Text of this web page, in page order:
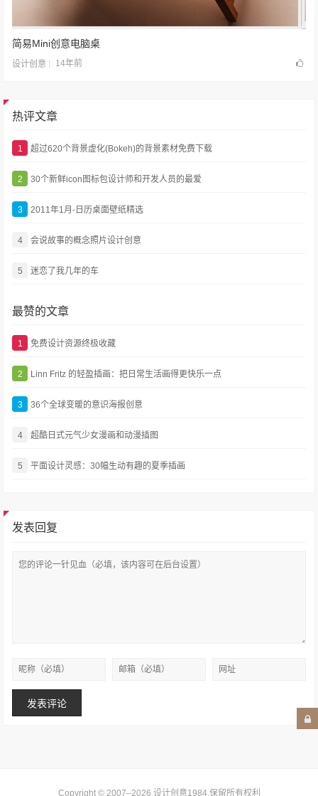
简易Mini创意电脑桌
设计创意 14年前
热评文章
1 超过620个背景虚化(Bokeh)的背景素材免费下载
2 30个新鲜icon图标包设计师和开发人员的最爱
3 2011年1月-日历桌面壁纸精选
4 会说故事的概念照片设计创意
5 迷恋了我几年的车
最赞的文章
1 免费设计资源终极收藏
2 Linn Fritz 的轻盈插画：把日常生活画得更快乐一点
3 36个全球变暖的意识海报创意
4 超酷日式元气少女漫画和动漫插图
5 平面设计灵感：30幅生动有趣的夏季插画
发表回复
Copyright © 2007–2026 设计创意1984.保留所有权利